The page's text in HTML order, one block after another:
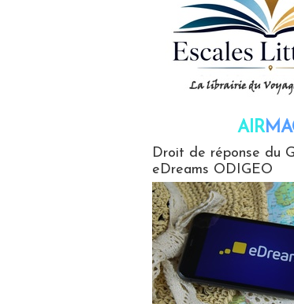
AIR
Droit de réponse du
eDreams ODIGEO